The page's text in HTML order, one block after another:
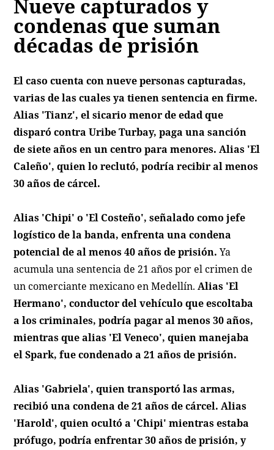
Nueve capturados y
condenas que suman
décadas de prisión
El caso cuenta con nueve personas capturadas,
varias de las cuales ya tienen sentencia en firme.
Alias 'Tianz', el sicario menor de edad que
disparó contra Uribe Turbay, paga una sanción
de siete años en un centro para menores. Alias 'El
Caleño', quien lo reclutó, podría recibir al menos
30 años de cárcel.
Alias 'Chipi' o 'El Costeño', señalado como jefe
logístico de la banda, enfrenta una condena
potencial de al menos 40 años de prisión. Ya
acumula una sentencia de 21 años por el crimen de
un comerciante mexicano en Medellín.Alias 'El
Hermano', conductor del vehículo que escoltaba
a los criminales, podría pagar al menos 30 años,
mientras que alias 'El Veneco', quien manejaba
el Spark, fue condenado a 21 años de prisión.
Alias 'Gabriela', quien transportó las armas,
recibió una condena de 21 años de cárcel. Alias
'Harold', quien ocultó a 'Chipi' mientras estaba
prófugo, podría enfrentar 30 años de prisión, y